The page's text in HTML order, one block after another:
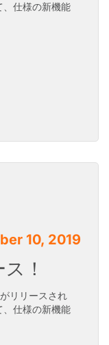
、仕様の新機能
10, 2019
！
リリースされ
、仕様の新機能